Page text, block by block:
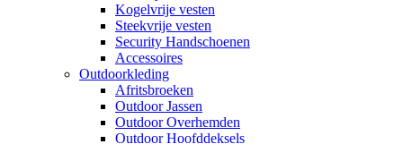
Kogelvrije vesten
Steekvrije vesten
Security Handschoenen
Accessoires
Outdoorkleding
Afritsbroeken
Outdoor Jassen
Outdoor Overhemden
Outdoor Hoofddeksels